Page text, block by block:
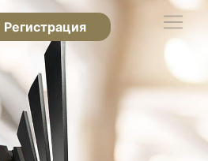
Регистрация